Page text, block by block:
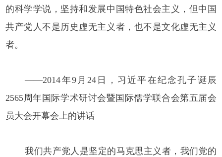
的科学学说，坚持和发展中国特色社会主义，但中国
共产党人不是历史虚无主义者，也不是文化虚无主义
者。
——2014年9月24日，习近平在纪念孔子诞辰
2565周年国际学术研讨会暨国际儒学联合会第五届会
员大会开幕会上的讲话
我们共产党人是坚定的马克思主义者，我们党的